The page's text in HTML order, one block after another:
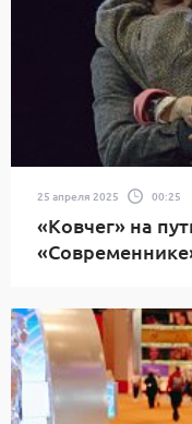
25 апреля 2025 00:25
«Ковчег» на